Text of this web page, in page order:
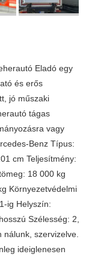
Eladó egy
és erős
jó műszaki
tágas
vagy
Benz Típus:
cm Teljesítmény:
18 000 kg
Környezetvédelmi
ig Helyszín:
Szélesség: 2,
szervizelve.
ideiglenesen